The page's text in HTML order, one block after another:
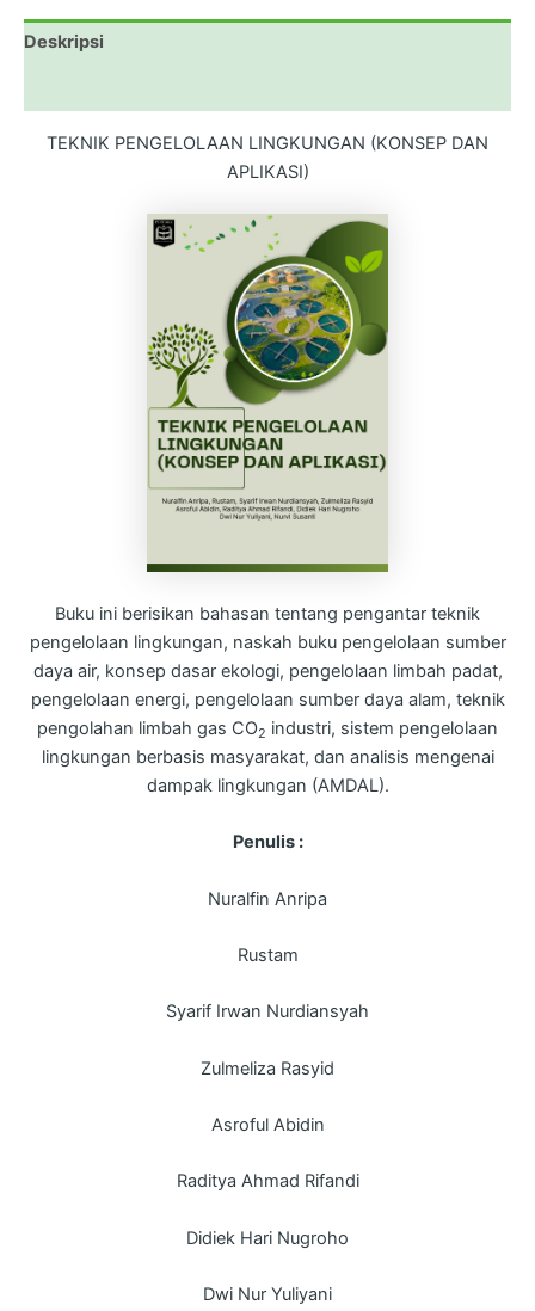
Deskripsi
TEKNIK PENGELOLAAN LINGKUNGAN (KONSEP DAN
APLIKASI)
Buku ini berisikan bahasan tentang pengantar teknik
pengelolaan lingkungan, naskah buku pengelolaan sumber
daya air, konsep dasar ekologi, pengelolaan limbah padat,
pengelolaan energi, pengelolaan sumber daya alam, teknik
pengolahan limbah gas CO2 industri, sistem pengelolaan
lingkungan berbasis masyarakat, dan analisis mengenai
dampak lingkungan (AMDAL).
Penulis :
Nuralfin Anripa
Rustam
Syarif Irwan Nurdiansyah
Zulmeliza Rasyid
Asroful Abidin
Raditya Ahmad Rifandi
Didiek Hari Nugroho
Dwi Nur Yuliyani